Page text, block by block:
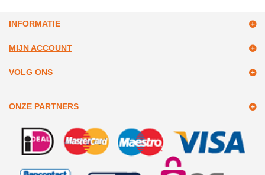
INFORMATIE
MIJN ACCOUNT
VOLG ONS
ONZE PARTNERS